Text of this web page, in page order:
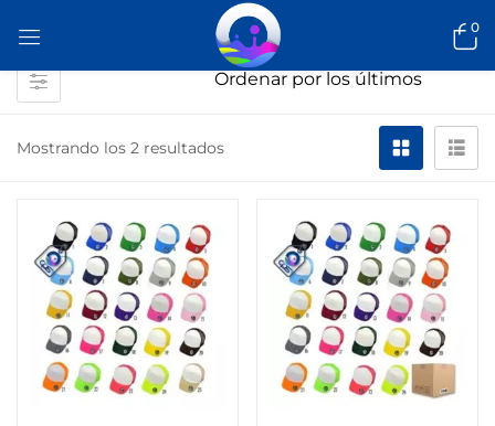
0
Mostrando los 2 resultados